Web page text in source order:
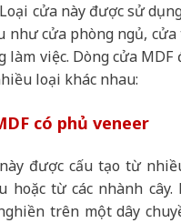
cửa này được sử
như cửa phòng ngủ,
làm việc. Dòng cửa
loại khác nhau:
có phủ veneer
được cấu tạo từ
hoặc từ các nhành
trên một dây